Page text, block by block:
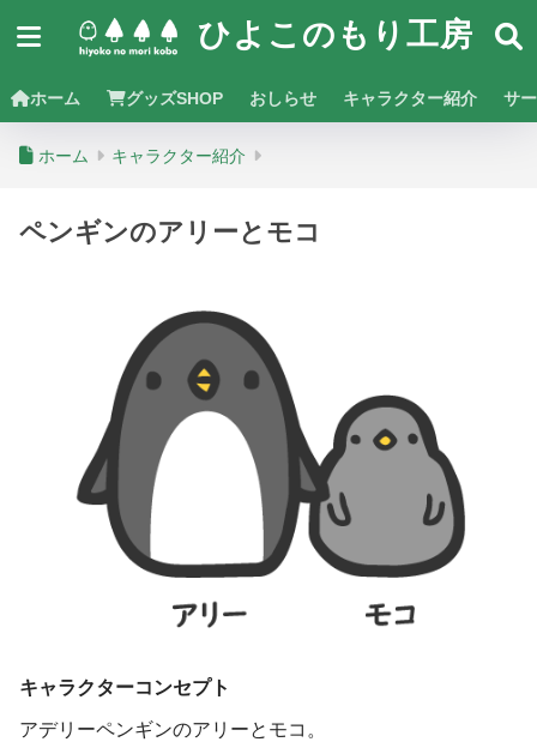
ひよこのもり工房
ホーム グッズSHOP おしらせ キャラクター紹介 サ
ホーム キャラクター紹介
ペンギンのアリーとモコ
キャラクターコンセプト
アデリーペンギンのアリーとモコ。